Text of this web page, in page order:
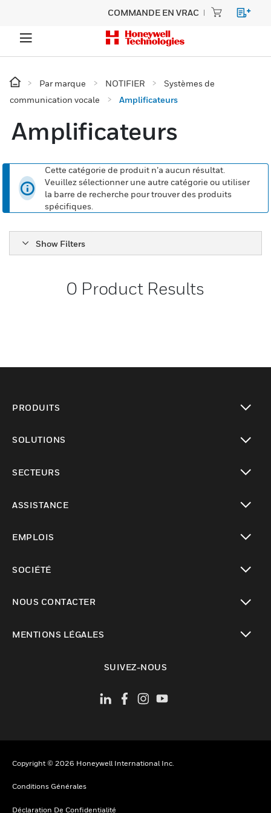
COMMANDE EN VRAC
Par marque NOTIFIER
Systèmes de
communication vocale
Amplificateurs
Amplificateurs
Cette catégorie de produit n’a aucun résultat.
Veuillez sélectionner une autre catégorie ou utiliser
la barre de recherche pour trouver des produits
spécifiques.
Show Filters
0 Product Results
PRODUITS
SOLUTIONS
SECTEURS
ASSISTANCE
EMPLOIS
SOCIÉTÉ
NOUS CONTACTER
MENTIONS LÉGALES
SUIVEZ-NOUS
Copyright © 2026 Honeywell International Inc.
Conditions Générales
Déclaration De Confidentialité